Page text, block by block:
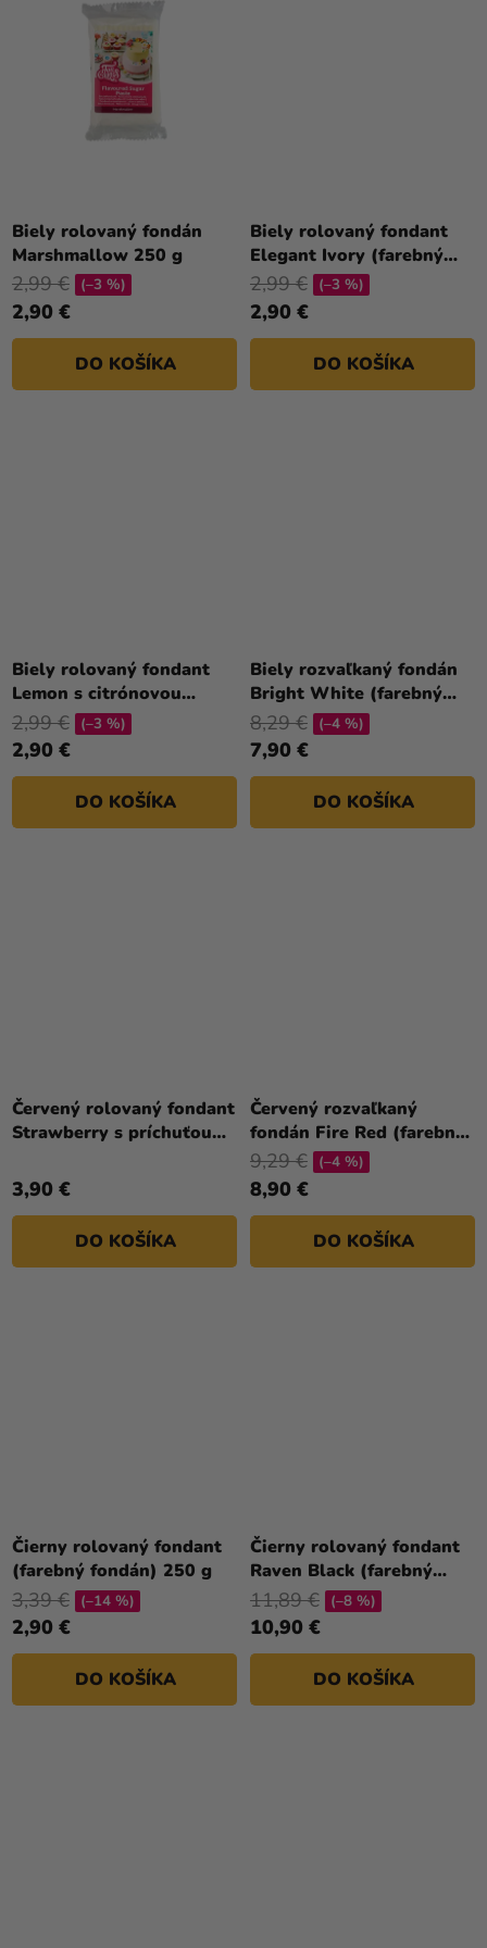
Biely rolovaný fondán
Marshmallow 250 g
2,90 €
2,99 € (–3 %)
DO KOŠÍKA
Biely rolovaný fondant
Elegant Ivory (farebný
fondán) 250 g
2,90 €
2,99 € (–3 %)
DO KOŠÍKA
Biely rolovaný fondant
Lemon s citrónovou
príchuťou 250 g
2,90 €
2,99 € (–3 %)
DO KOŠÍKA
Biely rozvaľkaný fondán
Bright White (farebný
fondán) 430 g
7,90 €
8,29 € (–4 %)
DO KOŠÍKA
Červený rolovaný fondant
Strawberry s príchuťou
3,90 €
DO KOŠÍKA
Červený rozvaľkaný
fondán Fire Red (farebný
fondán) 430 g
8,90 €
9,29 € (–4 %)
DO KOŠÍKA
Čierny rolovaný fondant
(farebný fondán) 250 g
2,90 €
3,39 € (–14 %)
DO KOŠÍKA
Čierny rolovaný fondant
Raven Black (farebný
fondán) 1kg
10,90 €
11,89 € (–8 %)
DO KOŠÍKA